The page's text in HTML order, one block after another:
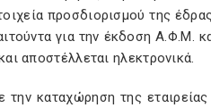
προσδιορισμού της
για την έκδοση Α.Φ.Μ.
αποστέλλεται ηλεκτρονικά.
την καταχώρηση της